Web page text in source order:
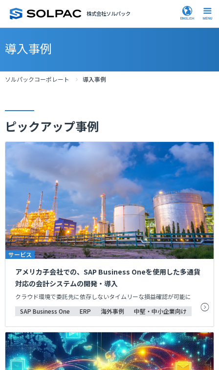
株式会社ソルパック
導入事例
ソルパックコーポレート 導入事例
ピックアップ事例
サービス
アメリカ子会社での、SAP Business Oneを使用した多通貨
対応の会計システムの開発・導入
クラウド環境で委託先に依存しないタイムリーな損益確認が可能に
SAP Business One
ERP 海外事例 中堅・中小企業向け